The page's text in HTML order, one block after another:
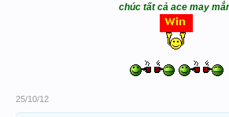
chúc tất cả ace may
25/10/12